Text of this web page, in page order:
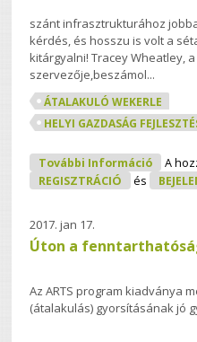
szánt infrasztrukturához
kérdés, és hosszu is volt a
kitárgyalni! Tracey Wheatley,
szervezője,beszámol...
ÁTALAKULÓ WEKERLE
HELYI GAZDASÁG
További Információ
A
REGISZTRÁCIÓ
és
2017. jan 17.
Úton a
Az ARTS program kiadványa
(átalakulás) gyorsításának jó